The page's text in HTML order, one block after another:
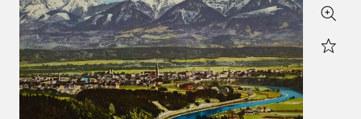
Zoom
Star